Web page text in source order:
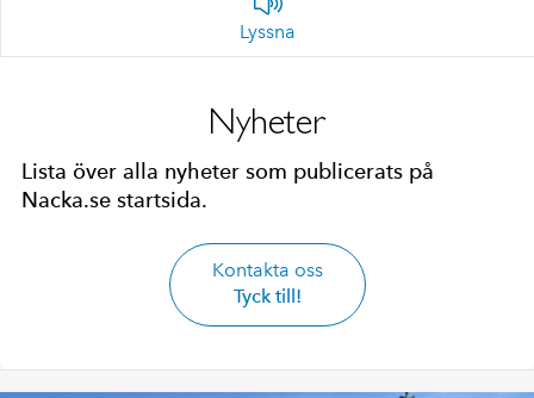
Lyssna
Nyheter
Lista över alla nyheter som publicerats på
Nacka.se startsida.
Kontakta oss
Tyck till!